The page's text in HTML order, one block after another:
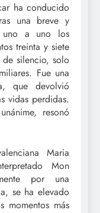
ha conducido
una breve y
uno a uno los
treinta y siete
silencio, solo
Fue una
que devolvió
vidas perdidas.
resonó
Maria
Mon
por una
se ha elevado
más